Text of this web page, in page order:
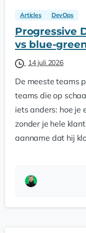
Articles DevOps
Progressive
vs blue-
14 juli 2026
De meeste teams
teams die op
iets anders: hoe je
zonder je hele
aanname dat hij